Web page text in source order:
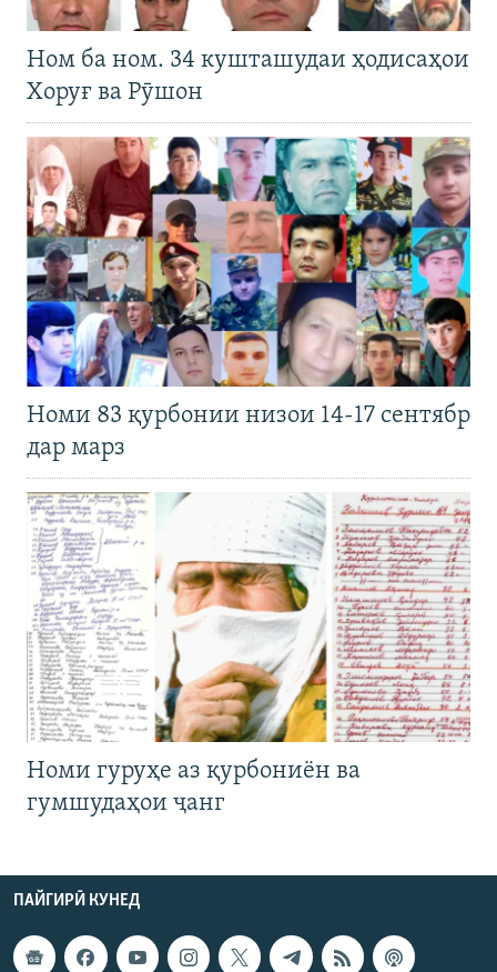
Ном ба ном. 34 кушташудаи ҳодисаҳои
Хоруғ ва Рӯшон
Номи 83 қурбонии низои 14-17 сентябр
дар марз
Номи гуруҳе аз қурбониён ва
гумшудаҳои ҷанг
ПАЙГИРӢ КУНЕД